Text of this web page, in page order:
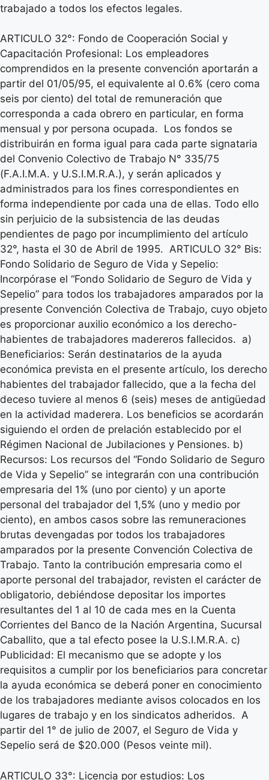
trabajado a todos los efectos legales.
ARTICULO 32°: Fondo de Cooperación Social y
Capacitación Profesional: Los empleadores
comprendidos en la presente convención aportarán a
partir del 01/05/95, el equivalente al 0.6% (cero coma
seis por ciento) del total de remuneración que
corresponda a cada obrero en particular, en forma
mensual y por persona ocupada. Los fondos se
distribuirán en forma igual para cada parte signataria
del Convenio Colectivo de Trabajo N° 335/75
(F.A.I.M.A. y U.S.I.M.R.A.), y serán aplicados y
administrados para los fines correspondientes en
forma independiente por cada una de ellas. Todo ello
sin perjuicio de la subsistencia de las deudas
pendientes de pago por incumplimiento del artículo
32°, hasta el 30 de Abril de 1995. ARTICULO 32° Bis:
Fondo Solidario de Seguro de Vida y Sepelio:
Incorpórase el “Fondo Solidario de Seguro de Vida y
Sepelio” para todos los trabajadores amparados por la
presente Convención Colectiva de Trabajo, cuyo objeto
es proporcionar auxilio económico a los derecho-
habientes de trabajadores madereros fallecidos. a)
Beneficiarios: Serán destinatarios de la ayuda
económica prevista en el presente artículo, los derecho
habientes del trabajador fallecido, que a la fecha del
deceso tuviere al menos 6 (seis) meses de antigüedad
en la actividad maderera. Los beneficios se acordarán
siguiendo el orden de prelación establecido por el
Régimen Nacional de Jubilaciones y Pensiones. b)
Recursos: Los recursos del “Fondo Solidario de Seguro
de Vida y Sepelio” se integrarán con una contribución
empresaria del 1% (uno por ciento) y un aporte
personal del trabajador del 1,5% (uno y medio por
ciento), en ambos casos sobre las remuneraciones
brutas devengadas por todos los trabajadores
amparados por la presente Convención Colectiva de
Trabajo. Tanto la contribución empresaria como el
aporte personal del trabajador, revisten el carácter de
obligatorio, debiéndose depositar los importes
resultantes del 1 al 10 de cada mes en la Cuenta
Corrientes del Banco de la Nación Argentina, Sucursal
Caballito, que a tal efecto posee la U.S.I.M.R.A. c)
Publicidad: El mecanismo que se adopte y los
requisitos a cumplir por los beneficiarios para concretar
la ayuda económica se deberá poner en conocimiento
de los trabajadores mediante avisos colocados en los
lugares de trabajo y en los sindicatos adheridos. A
partir del 1° de julio de 2007, el Seguro de Vida y
Sepelio será de $20.000 (Pesos veinte mil).
ARTICULO 33°: Licencia por estudios: Los